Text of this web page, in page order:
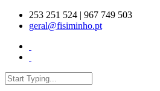
Skip to main content
253 251 524 | 967 749 503
geral@fisiminho.pt
Search